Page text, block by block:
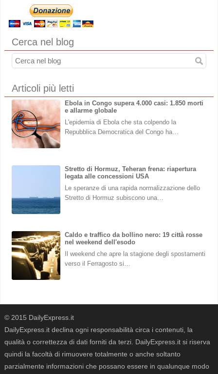
Cerca nel blog
Articoli più letti
Ebola in Congo supera 4.000 casi: 1.850 morti
e allarme globale
L'epidemia di Ebola che sta colpendo la
Repubblica Democratica del Congo ha…
Stretto di Hormuz, Teheran frena: riapertura
legata alle concessioni USA
Le speranze di una rapida normalizzazione dello
Stretto di Hormuz subiscono una…
Caldo e traffico da bollino nero: 19 città rosse
nel weekend dell'esodo
Il weekend che apre la stagione degli spostamenti
verso il Ferragosto si…
© 2015 DailyExpress.it
DailyExpress.it declina ogni responsabilità circa i contenuti, la
qualità o correttezza di dati forniti da terzi. DailyExpress.it si riserva
quindi la facoltà di rimuovere totalmente o anche soltanto
parzialmente informazioni che possano essere in qualunque modo